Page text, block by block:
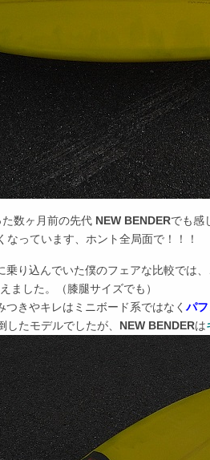
数ヶ月前の先代 NEW BENDERでも感
なっています、ホント全局面で！！！
乗り込んでいた僕のフェアな比較では、
ました。（膝腿サイズでも）
きやキレはミニボード系ではなく パ
したモデルでしたが、 NEW BENDERは